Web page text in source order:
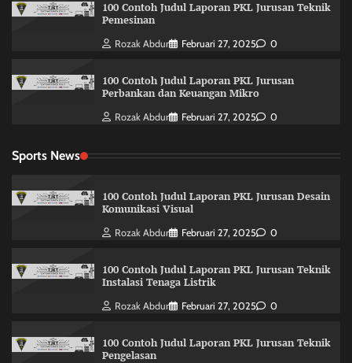
100 Contoh Judul Laporan PKL Jurusan Teknik
Pemesinan
Rozak Abdur Februari 27, 2025 0
100 Contoh Judul Laporan PKL Jurusan
Perbankan dan Keuangan Mikro
Rozak Abdur Februari 27, 2025 0
Sports News
100 Contoh Judul Laporan PKL Jurusan Desain
Komunikasi Visual
Rozak Abdur Februari 27, 2025 0
100 Contoh Judul Laporan PKL Jurusan Teknik
Instalasi Tenaga Listrik
Rozak Abdur Februari 27, 2025 0
100 Contoh Judul Laporan PKL Jurusan Teknik
Pengelasan